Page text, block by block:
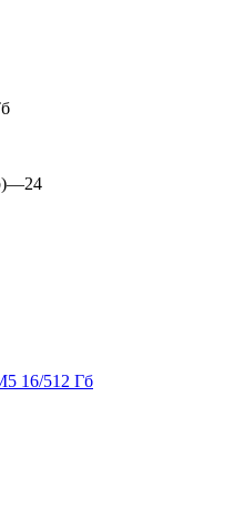
—24
16/512 Гб